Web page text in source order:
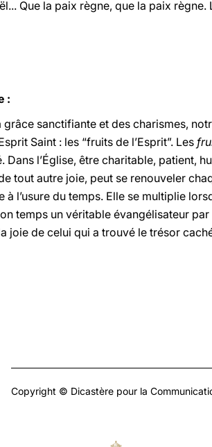
Que la paix règne, que la paix
:
sanctifiante et des charismes,
Saint : les “fruits de l’Esprit”. Les
l’Église, être charitable, patient,
tout autre joie, peut se renouveler
à l’usure du temps. Elle se multiplie
temps un véritable évangélisateur
joie de celui qui a trouvé le trésor
Copyright © Dicastère pour la